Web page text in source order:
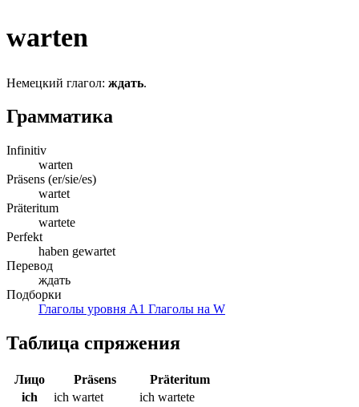
warten
Немецкий глагол: ждать.
Грамматика
Infinitiv
warten
Präsens (er/sie/es)
wartet
Präteritum
wartete
Perfekt
haben gewartet
Перевод
ждать
Подборки
Глаголы уровня A1 Глаголы на W
Таблица спряжения
Лицо Präsens
Präteritum
ich
ich wartet
ich wartete